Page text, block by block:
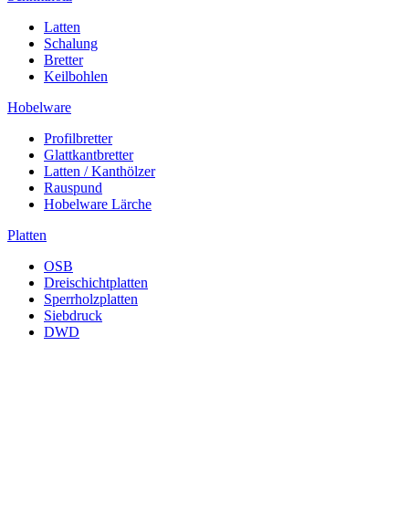
Latten
Schalung
Bretter
Keilbohlen
Hobelware
Profilbretter
Glattkantbretter
Latten / Kanthölzer
Rauspund
Hobelware Lärche
Platten
OSB
Dreischichtplatten
Sperrholzplatten
Siebdruck
DWD